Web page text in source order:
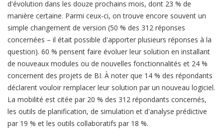
d'évolution dans les douze prochains mois, dont 23 % de
manière certaine. Parmi ceux-ci, on trouve encore souvent un
simple changement de version (50 % des 312 réponses
concernées – il était possible d'apporter plusieurs réponses à la
question). 60 % pensent faire évoluer leur solution en installant
de nouveaux modules ou de nouvelles fonctionnalités et 24 %
concernent des projets de BI. À noter que 14 % des répondants
déclarent vouloir remplacer leur solution par un nouveau logiciel.
La mobilité est citée par 20 % des 312 répondants concernés,
les outils de planification, de simulation et d'analyse prédictive
par 19 % et les outils collaboratifs par 18 %.